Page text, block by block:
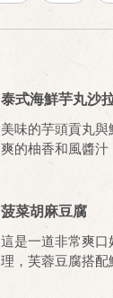
泰式海鮮芋丸沙
美味的芋頭貢丸
爽的柚香和風醬
菠菜胡麻豆腐
這是一道非常爽
理，芙蓉豆腐搭